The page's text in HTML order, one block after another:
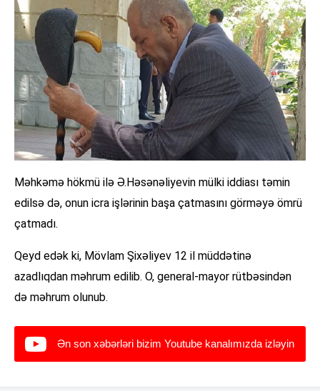
Məhkəmə hökmü ilə Ə.Həsənəliyevin mülki iddiası təmin
edilsə də, onun icra işlərinin başa çatmasını görməyə ömrü
çatmadı.
Qeyd edək ki, Mövlam Şixəliyev 12 il müddətinə
azadlıqdan məhrum edilib. O, general-mayor rütbəsindən
də məhrum olunub.
Ən son xəbərləri bizim Youtube kanalımızda izləyin